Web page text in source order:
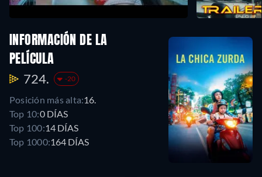
INFORMACIÓN DE LA
PELÍCULA
724. -20
Posición más alta:16.
Top 10:0 DÍAS
Top 100:14 DÍAS
Top 1000:164 DÍAS